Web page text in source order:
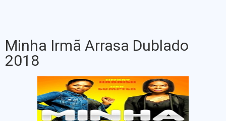
Minha Irmã Arrasa Dublado
2018